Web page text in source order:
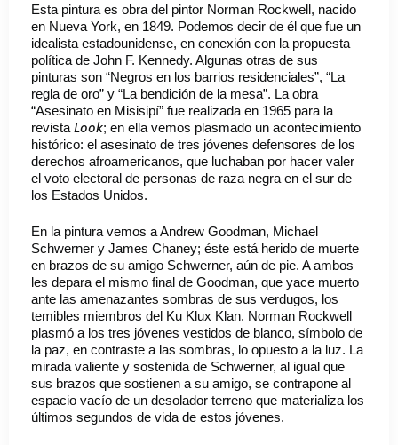
Esta pintura es obra del pintor Norman Rockwell, nacido
en Nueva York, en 1849. Podemos decir de él que fue un
idealista estadounidense, en conexión con la propuesta
política de John F. Kennedy. Algunas otras de sus
pinturas son “Negros en los barrios residenciales”, “La
regla de oro” y “La bendición de la mesa”. La obra
“Asesinato en Misisipí” fue realizada en 1965 para la
revista Look; en ella vemos plasmado un acontecimiento
histórico: el asesinato de tres jóvenes defensores de los
derechos afroamericanos, que luchaban por hacer valer
el voto electoral de personas de raza negra en el sur de
los Estados Unidos.
En la pintura vemos a Andrew Goodman, Michael
Schwerner y James Chaney; éste está herido de muerte
en brazos de su amigo Schwerner, aún de pie. A ambos
les depara el mismo final de Goodman, que yace muerto
ante las amenazantes sombras de sus verdugos, los
temibles miembros del Ku Klux Klan. Norman Rockwell
plasmó a los tres jóvenes vestidos de blanco, símbolo de
la paz, en contraste a las sombras, lo opuesto a la luz. La
mirada valiente y sostenida de Schwerner, al igual que
sus brazos que sostienen a su amigo, se contrapone al
espacio vacío de un desolador terreno que materializa los
últimos segundos de vida de estos jóvenes.